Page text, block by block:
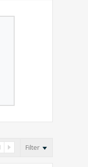
Filter